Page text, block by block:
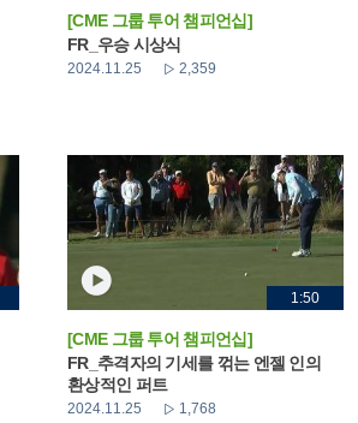
[CME 그룹 투어 챔피언십]
FR_우승 시상식
2024.11.25 2,359
1:50
[CME 그룹 투어 챔피언십]
FR_추격자의 기세를 꺾는 엔젤 인의
환상적인 퍼트
2024.11.25 1,768